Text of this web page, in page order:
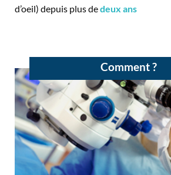
d’oeil) depuis plus dedeux ans
Comment ?